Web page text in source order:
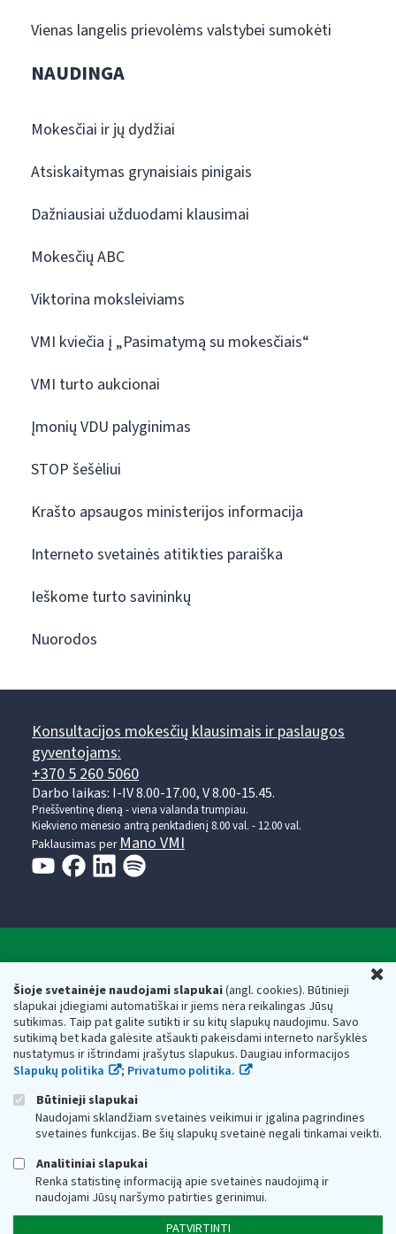
Šioje svetainėje naudojami slapukai(angl. cookies). Būtinieji
slapukai įdiegiami automatiškai ir jiems nėra reikalingas Jūsų
sutikimas. Taip pat galite sutikti ir su kitų slapukų naudojimu. Savo
sutikimą bet kada galėsite atšaukti pakeisdami interneto naršyklės
nustatymus ir ištrindami įrašytus slapukus. Daugiau informacijos
Slapukų politika
; Privatumo politika.
Būtinieji slapukai
Naudojami sklandžiam svetainės veikimui ir įgalina pagrindines
svetainės funkcijas. Be šių slapukų svetainė negali tinkamai veikti.
Analitiniai slapukai
Renka statistinę informaciją apie svetainės naudojimą ir
naudojami Jūsų naršymo patirties gerinimui.
PATVIRTINTI
Vienas langelis prievolėms valstybei sumokėti
NAUDINGA
Mokesčiai ir jų dydžiai
Atsiskaitymas grynaisiais pinigais
Dažniausiai užduodami klausimai
Mokesčių ABC
Viktorina moksleiviams
VMI kviečia į „Pasimatymą su mokesčiais“
VMI turto aukcionai
Įmonių VDU palyginimas
STOP šešėliui
Krašto apsaugos ministerijos informacija
Interneto svetainės atitikties paraiška
Ieškome turto savininkų
Nuorodos
Konsultacijos mokesčių klausimais ir paslaugos
gyventojams:
+370 5 260 5060
Darbo laikas: I-IV 8.00-17.00, V 8.00-15.45.
Prieššventinę dieną - viena valanda trumpiau.
Kiekvieno mėnesio antrą penktadienį 8.00 val. - 12.00 val.
Paklausimas per Mano VMI
Respublikos finansų ministerijos
Biudžetinė įstaiga. Juridinio asmens kodas — 188659752,
adresas: Vasario 16-osios g. 14, 01107 Vilnius, Lietuva, el.paštas:
vmi@vmi.lt, E. pristatymo dėžutės adresas 188659752
Duomenys apie Valstybinę mokesčių inspekciją prie Lietuvos
Respublikos finansų ministerijos kaupiami ir saugomi Juridinių